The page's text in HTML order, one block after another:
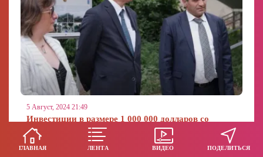
ГЛАВНАЯ ЛЕНТА ВИДЕО ПОДЕЛИТЬСЯ
5 Август, 2024 21:49
Инвестиции в размере 1 000 000 долларов со
стороны правительства Японии и ПРООН ...